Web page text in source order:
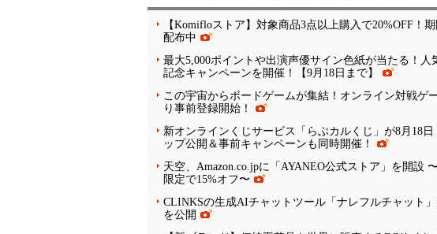
【Komifloストア】対象商品3点以上購入で20%OFF！
配布中
最大5,000ポイントや出演声優サイン色紙が当たる！
記念キャンペーンを開催！【9月18日まで】
この宇宙からボードゲームが集結！オンライン対戦ゲ
り事前登録開始！
新オンラインくじサービス「らぶカルくじ」が8月18
ップ公開＆事前キャンペーンも同時開催！
天空、Amazon.co.jpに「AYANEO公式ストア」を開設
限定で15%オフ〜
CLINKSの生成AIチャットツール「ナレフルチャット
を公開